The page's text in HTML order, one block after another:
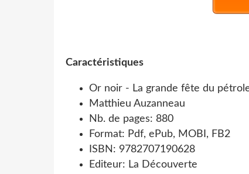
Caractéristiques
Or noir - La grande fête du
Matthieu Auzanneau
Nb. de pages: 880
Format: Pdf, ePub, MOBI, FB2
ISBN: 9782707190628
Editeur: La Découverte